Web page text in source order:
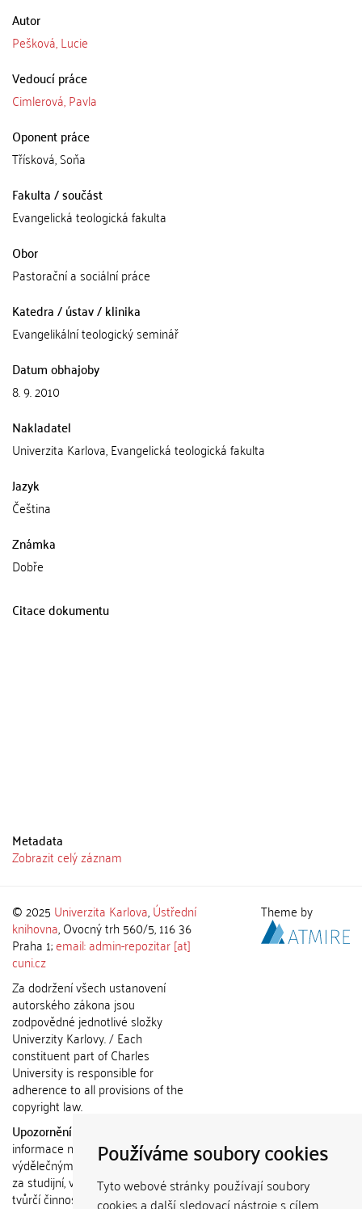
Používáme soubory cookies
Tyto webové stránky používají soubory
cookies a další sledovací nástroje s cílem
Autor
Pešková, Lucie
Vedoucí práce
Cimlerová, Pavla
Oponent práce
Třísková, Soňa
Fakulta / součást
Evangelická teologická fakulta
Obor
Pastorační a sociální práce
Katedra / ústav / klinika
Evangelikální teologický seminář
Datum obhajoby
8. 9. 2010
Nakladatel
Univerzita Karlova, Evangelická teologická fakulta
Jazyk
Čeština
Známka
Dobře
Citace dokumentu
Metadata
Zobrazit celý záznam
© 2025 Univerzita Karlova,Ústřední
knihovna, Ovocný trh 560/5, 116 36
Praha 1;email: admin-repozitar [at]
cuni.cz
Za dodržení všech ustanovení
autorského zákona jsou
zodpovědné jednotlivé složky
Univerzity Karlovy. / Each
constituent part of Charles
University is responsible for
adherence to all provisions of the
copyright law.
Upozornění / Notice:
informace nemohou být použity k
výdělečným účelům nebo vydávány
za studijní, vědeckou nebo jinou
tvůrčí činnost jiné osoby než autora.
Theme by